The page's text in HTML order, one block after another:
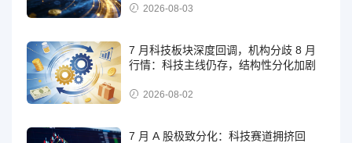
2026-08-03
7 月科技板块深度回调，机构分歧 8 月
行情：科技主线仍存，结构性分化加剧
2026-08-02
7 月 A 股极致分化：科技赛道拥挤回